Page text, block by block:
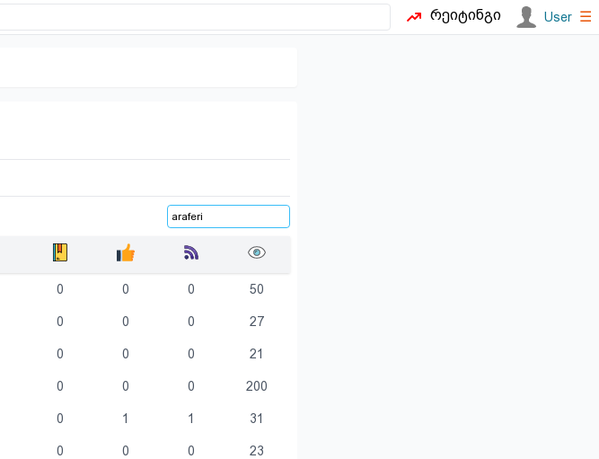
რეიტინგი User ☰
0 0 0 50
0 0 0 27
0 0 0 21
0 0 0 200
0 1 1 31
0 0 0 23